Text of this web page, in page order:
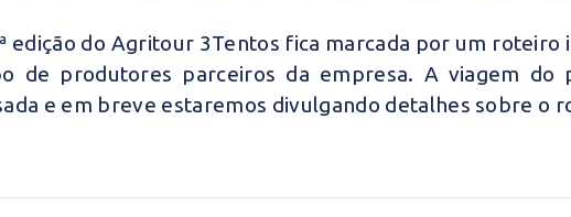
edição do Agritour 3Tentos fica marcada por um roteiro
de produtores parceiros da empresa. A viagem do
e em breve estaremos divulgando detalhes sobre o